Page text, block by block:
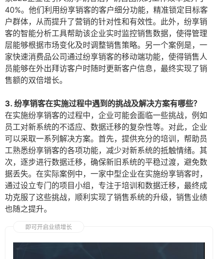
40%。他们利用纷享销客的客户细分功能，精准锁定目标客
户群体，从而提升了营销的针对性和有效性。此外，纷享销
客的智能分析工具帮助该企业实时监控销售数据，使得管理
层能够根据市场变化及时调整销售策略。另一个案例是，一
家快速消费品公司通过纷享销客的移动端功能，使得销售人
员能够在外出拜访客户时随时更新客户信息，最终实现了销
售额的双倍增长。
3. 纷享销客在实施过程中遇到的挑战及解决方案有哪些？
在实施纷享销客的过程中，企业可能会面临一些挑战，例如
员工对新系统的不适应、数据迁移的复杂性等。对此，企业
可以采取一系列解决方案。首先，提供充分的培训，帮助员
工熟悉纷享销客的各项功能，减少对新系统的抵触情绪。其
次，逐步进行数据迁移，确保新旧系统的平稳过渡，避免数
据丢失。在实际案例中，一家中型企业在实施纷享销客时，
通过设立专门的项目小组，专注于培训和数据迁移，最终成
功克服了这些挑战，顺利实现了销售系统的升级，销售业绩
也随之提升。
即可开启业绩增长